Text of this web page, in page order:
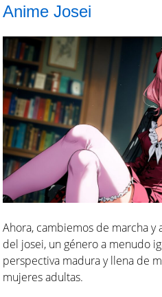
Anime Josei
Ahora, cambiemos de marcha
del josei, un género a menudo
perspectiva madura y llena de
mujeres adultas.